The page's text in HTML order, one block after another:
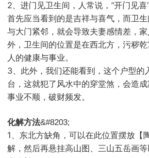
2、进门见卫生间，人常说，“开门见喜
首先应当看到的是吉祥与喜气，而卫生
与大门紧邻，就会导致夫妻感情差，
外，卫生间的位置是在西北方，污秽
人的健康与事业。
3、此外，我们还能看到，这个户型的
台，这就犯了风水中的穿堂煞，会造成
事业不顺，破财频发。
化解方法&#8203;
1、东北方缺角，可以在此位置摆放【
解，然后再悬挂高山图、三山五岳画